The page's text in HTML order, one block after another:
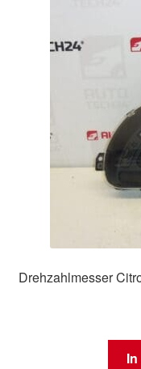
Drehzahlmesser